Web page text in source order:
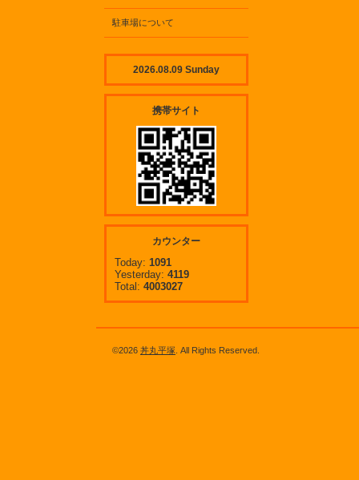
駐車場について
2026.08.09 Sunday
携帯サイト
カウンター
Today: 1091
Yesterday: 4119
Total: 4003027
©2026 丼丸平塚 . All Rights Reserved.